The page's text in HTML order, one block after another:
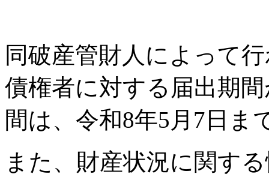
同破産管財人によって
債権者に対する届出期
間は、令和8年5月7日ま
また、財産状況に関す